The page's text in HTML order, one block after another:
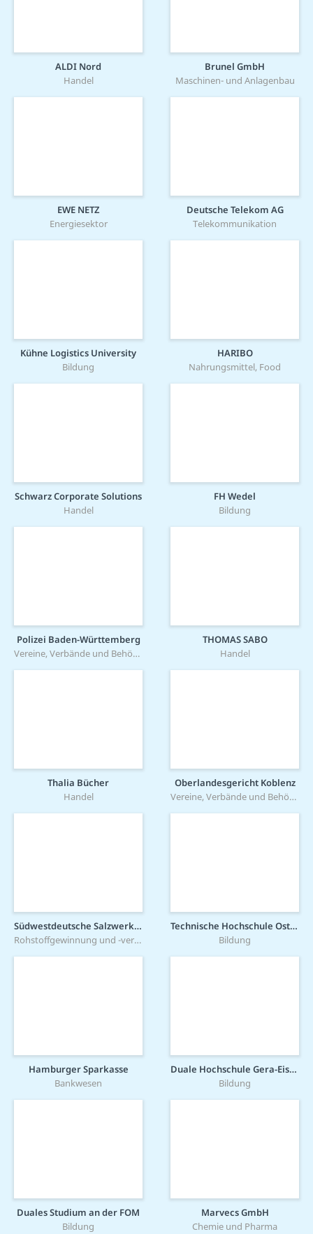
ALDI Nord
Handel
Brunel GmbH
Maschinen- und Anlagenbau
EWE NETZ
Energiesektor
Deutsche Telekom AG
Telekommunikation
Kühne Logistics University
Bildung
HARIBO
Nahrungsmittel, Food
Schwarz Corporate Solutions
Handel
FH Wedel
Bildung
Polizei Baden-Württemberg
Vereine, Verbände und Behörden
THOMAS SABO
Handel
Thalia Bücher
Handel
Oberlandesgericht Koblenz
Vereine, Verbände und Behörden
Südwestdeutsche Salzwerke AG
Rohstoffgewinnung und -verarbeitung
Technische Hochschule Ostwestfalen-Lippe
Bildung
Hamburger Sparkasse
Bankwesen
Duale Hochschule Gera-Eisenach
Bildung
Duales Studium an der FOM
Bildung
Marvecs GmbH
Chemie und Pharma